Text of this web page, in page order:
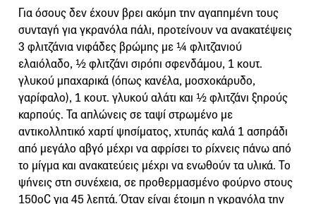
Για όσους δεν έχουν βρει ακόμη την αγαπημένη τους
συνταγή για γκρανόλα πάλι, προτείνουν να ανακατέψεις
3 φλιτζάνια νιφάδες βρώμης με ¼ φλιτζανιού
ελαιόλαδο, ½ φλιτζάνι σιρόπι σφενδάμου, 1 κουτ.
γλυκού μπαχαρικά (όπως κανέλα, μοσχοκάρυδο,
γαρίφαλο), 1 κουτ. γλυκού αλάτι και ½ φλιτζάνι ξηρούς
καρπούς. Τα απλώνεις σε ταψί στρωμένο με
αντικολλητικό χαρτί ψησίματος, χτυπάς καλά 1 ασπράδι
από μεγάλο αβγό μέχρι να αφρίσει το ρίχνεις πάνω από
το μίγμα και ανακατεύεις μέχρι να ενωθούν τα υλικά. Το
ψήνεις στη συνέχεια, σε προθερμασμένο φούρνο στους
150οC για 45 λεπτά. Όταν είναι έτοιμη η γκρανόλα την